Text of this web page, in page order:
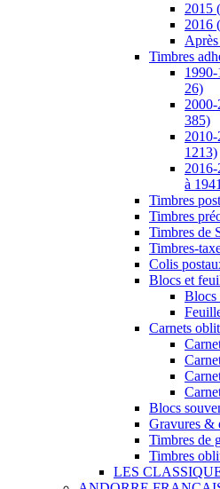
2015
2016
Timbres
26)
2000-
385)
2010-
1213)
2016-
à
Timbres
Timbres
Timbres de
Timbres-
Colis
Blocs et
Blocs
Carnets
Blocs
Gravures &
Timbres de
Timbres
LES